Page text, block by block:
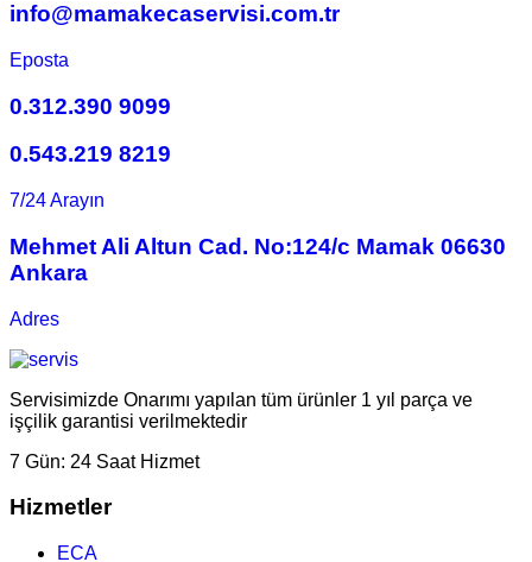
info@mamakecaservisi.com.tr
Eposta
0.312.390 9099
0.543.219 8219
7/24 Arayın
Mehmet Ali Altun Cad. No:124/c Mamak 06630
Ankara
Adres
Servisimizde Onarımı yapılan tüm ürünler 1 yıl parça ve
işçilik garantisi verilmektedir
7 Gün: 24 Saat Hizmet
Hizmetler
ECA